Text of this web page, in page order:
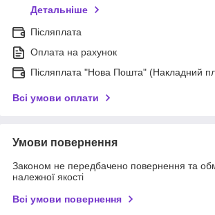
Детальніше
Післяплата
Оплата на рахунок
Післяплата "Нова Пошта" (Накладний
Всі умови оплати
Умови повернення
Законом не передбачено повернення та
належної якості
Всі умови повернення